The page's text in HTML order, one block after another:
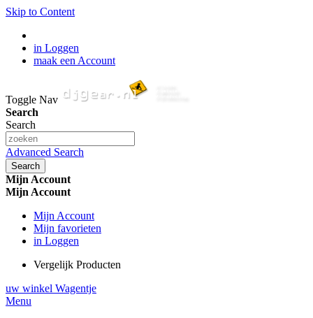
Skip to Content
in Loggen
maak een Account
Toggle Nav
Search
Search
Advanced Search
Search
Mijn Account
Mijn Account
Mijn Account
Mijn favorieten
in Loggen
Vergelijk Producten
uw winkel Wagentje
Menu